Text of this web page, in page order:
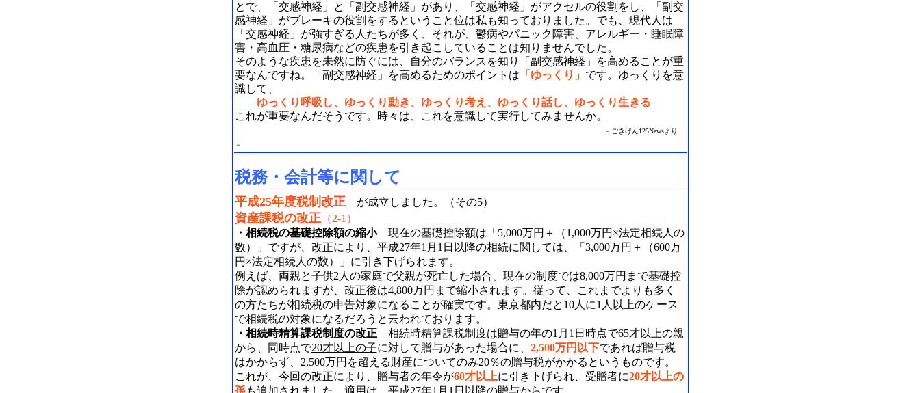
とで、「交感神経」と「副交感神経」があり、「交感神経」がアクセルの役割をし、「副交
感神経」がブレーキの役割をするということ位は私も知っておりました。でも、現代人は
「交感神経」が強すぎる人たちが多く、それが、鬱病やパニック障害、アレルギー・睡眠障
害・高血圧・糖尿病などの疾患を引き起こしていることは知りませんでした。
そのような疾患を未然に防ぐには、自分のバランスを知り「副交感神経」を高めることが重
要なんですね。「副交感神経」を高めるためのポイントは 「ゆっくり」 です。ゆっくりを意
識して、
ゆっくり呼吸し、ゆっくり動き、ゆっくり考え、ゆっくり話し、ゆっくり生きる
これが重要なんだそうです。時々は、これを意識して実行してみませんか。
－ごきげん125Newsより
－
税務・会計等に関して
平成25年度税制改正 が成立しました。（その5）
資産課税の改正 （2-1）
・相続税の基礎控除額の縮小現在の基礎控除額は「5,000万円＋（1,000万円×法定相続人の
数）」ですが、改正により、 平成27年1月1日以降の相続に関しては、「3,000万円＋（600万
円×法定相続人の数）」に引き下げられます。
例えば、両親と子供2人の家庭で父親が死亡した場合、現在の制度では8,000万円まで基礎控
除が認められますが、改正後は4,800万円まで縮小されます。従って、これまでよりも多く
の方たちが相続税の申告対象になることが確実です。東京都内だと10人に1人以上のケース
で相続税の対象になるだろうと云われております。
・相続時精算課税制度の改正相続時精算課税制度は贈与の年の1月1日時点で65才以上の親
から、同時点で20才以上の子に対して贈与があった場合に、 2,500万円以下であれば贈与税
はかからず、2,500万円を超える財産についてのみ20％の贈与税がかかるというものです。
これが、今回の改正により、贈与者の年令が60才以上に引き下げられ、受贈者に20才以上の
孫も追加されました。適用は、平成27年1月1日以降の贈与からです。